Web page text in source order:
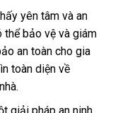
yên tâm và an
thể bảo vệ và giám
an toàn cho gia
toàn diện về